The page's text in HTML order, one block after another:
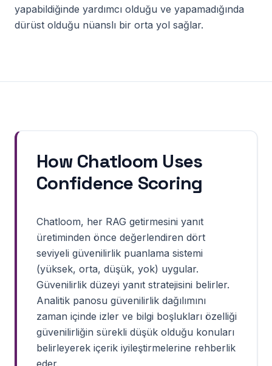
yapabildiğinde yardımcı olduğu ve yapamadığında
dürüst olduğu nüanslı bir orta yol sağlar.
How Chatloom Uses
Confidence Scoring
Chatloom, her RAG getirmesini yanıt
üretiminden önce değerlendiren dört
seviyeli güvenilirlik puanlama sistemi
(yüksek, orta, düşük, yok) uygular.
Güvenilirlik düzeyi yanıt stratejisini belirler.
Analitik panosu güvenilirlik dağılımını
zaman içinde izler ve bilgi boşlukları özelliği
güvenilirliğin sürekli düşük olduğu konuları
belirleyerek içerik iyileştirmelerine rehberlik
eder.